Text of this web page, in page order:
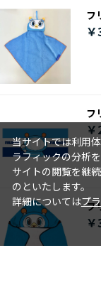
フ
フ
フ
￥
当サイトでは利用
ラフィックの分析
サイトの閲覧を継
のといたします。
詳細についてはプ